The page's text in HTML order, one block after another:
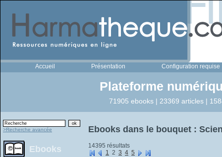
Accueil Présentation Configuration requise
Plateforme
71905 ebooks | 23369 articles |
>Recherche avancée
Ebooks
Ebooks dans le bouquet :
14395 résultats
1 2 3 4 5